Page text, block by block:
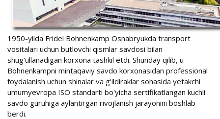
1950-yilda Fridel Bohnenkamp Osnabryukda transport
vositalari uchun butlovchi qismlar savdosi bilan
shug'ullanadigan korxona tashkil etdi. Shunday qilib, u
Bohnenkampni mintaqaviy savdo korxonasidan professional
foydalanish uchun shinalar va g'ildiraklar sohasida yetakchi
umumyevropa ISO standarti bo'yicha sertifikatlangan kuchli
savdo guruhiga aylantirgan rivojlanish jarayonini boshlab
berdi.